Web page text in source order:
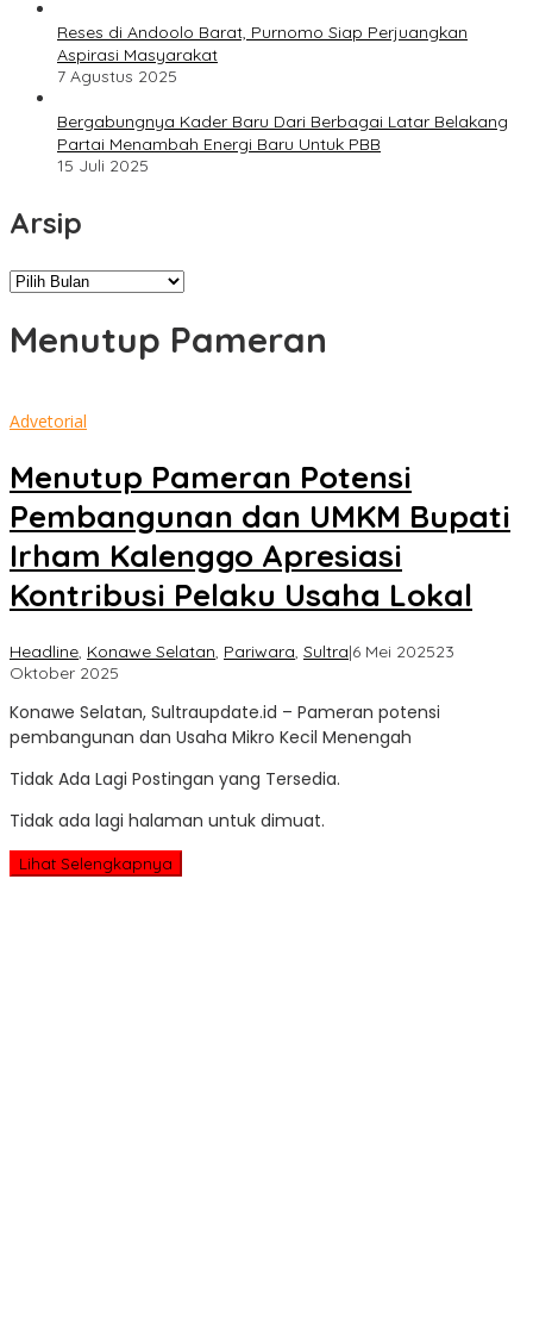
Reses di Andoolo Barat, Purnomo Siap Perjuangkan
Aspirasi Masyarakat
7 Agustus 2025
Bergabungnya Kader Baru Dari Berbagai Latar Belakang
Partai Menambah Energi Baru Untuk PBB
15 Juli 2025
Arsip
Arsip
Menutup Pameran
Advetorial
Menutup Pameran Potensi
Pembangunan dan UMKM Bupati
Irham Kalenggo Apresiasi
Kontribusi Pelaku Usaha Lokal
Headline, Konawe Selatan, Pariwara, Sultra|6 Mei 202523
Oktober 2025
Update
Konawe Selatan, Sultraupdate.id – Pameran potensi
pembangunan dan Usaha Mikro Kecil Menengah
Tidak Ada Lagi Postingan yang Tersedia.
Tidak ada lagi halaman untuk dimuat.
Lihat Selengkapnya